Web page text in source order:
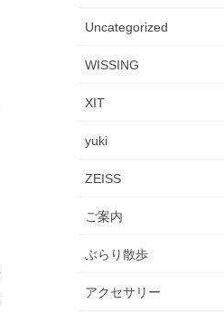
Uncategorized
WISSING
XIT
yuki
ZEISS
ご案内
ぶらり散歩
アクセサリー